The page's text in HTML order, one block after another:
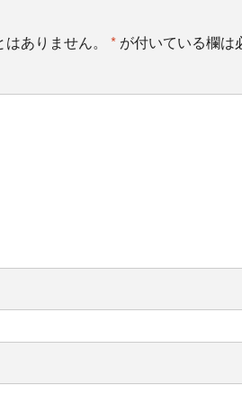
ありません。 * が付いている欄は